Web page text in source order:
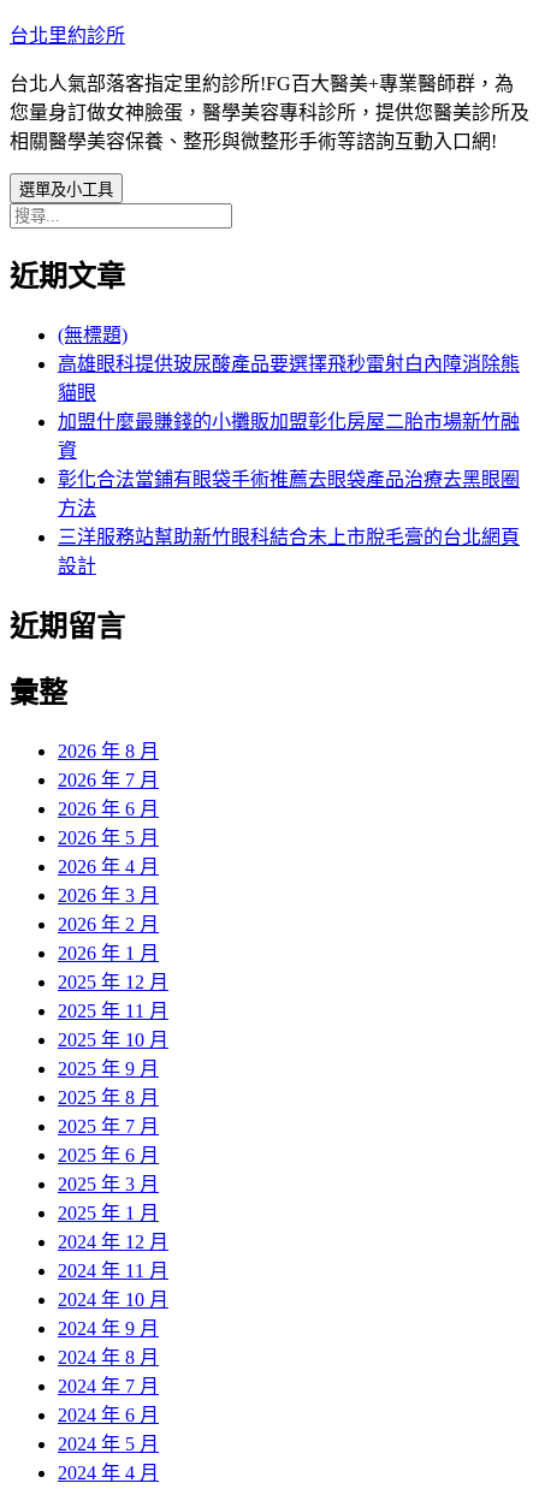
跳
主
要
內
容
台北里約診所
台北人氣部落客指定里約診所!FG百大醫美+專業醫師群，為
您量身訂做女神臉蛋，醫學美容專科診所，提供您醫美診所及
相關醫學美容保養、整形與微整形手術等諮詢互動入口網!
選單及小工具
搜
關
近期文章
(無標題)
高雄眼科提供玻尿酸產品要選擇飛秒雷射白內障消除熊
貓眼
加盟什麼最賺錢的小攤販加盟彰化房屋二胎市場新竹融
資
彰化合法當鋪有眼袋手術推薦去眼袋產品治療去黑眼圈
方法
三洋服務站幫助新竹眼科結合未上市脫毛膏的台北網頁
設計
近期留言
彙整
2026 年 8 月
2026 年 7 月
2026 年 6 月
2026 年 5 月
2026 年 4 月
2026 年 3 月
2026 年 2 月
2026 年 1 月
2025 年 12 月
2025 年 11 月
2025 年 10 月
2025 年 9 月
2025 年 8 月
2025 年 7 月
2025 年 6 月
2025 年 3 月
2025 年 1 月
2024 年 12 月
2024 年 11 月
2024 年 10 月
2024 年 9 月
2024 年 8 月
2024 年 7 月
2024 年 6 月
2024 年 5 月
2024 年 4 月